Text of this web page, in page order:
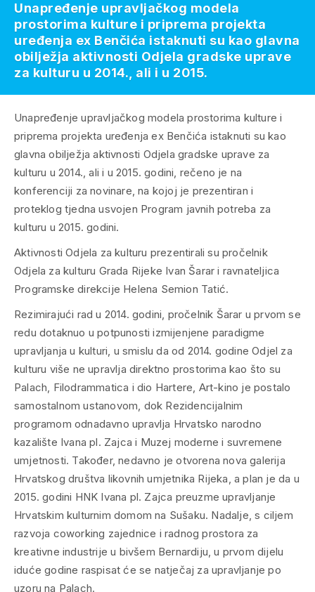
Unapređenje upravljačkog modela prostorima kulture i
priprema projekta uređenja ex Benčića istaknuti su kao
glavna obilježja aktivnosti Odjela gradske uprave za
kulturu u 2014., ali i u 2015. godini, rečeno je na
konferenciji za novinare, na kojoj je prezentiran i
proteklog tjedna usvojen Program javnih potreba za
kulturu u 2015. godini.
Aktivnosti Odjela za kulturu prezentirali su pročelnik
Odjela za kulturu Grada Rijeke Ivan Šarar i ravnateljica
Programske direkcije Helena Semion Tatić.
Rezimirajući rad u 2014. godini, pročelnik Šarar u prvom se
redu dotaknuo u potpunosti izmijenjene paradigme
upravljanja u kulturi, u smislu da od 2014. godine Odjel za
kulturu više ne upravlja direktno prostorima kao što su
Palach, Filodrammatica i dio Hartere, Art-kino je postalo
samostalnom ustanovom, dok Rezidencijalnim
programom odnadavno upravlja Hrvatsko narodno
kazalište Ivana pl. Zajca i Muzej moderne i suvremene
umjetnosti. Također, nedavno je otvorena nova galerija
Hrvatskog društva likovnih umjetnika Rijeka, a plan je da u
2015. godini HNK Ivana pl. Zajca preuzme upravljanje
Hrvatskim kulturnim domom na Sušaku. Nadalje, s ciljem
razvoja coworking zajednice i radnog prostora za
kreativne industrije u bivšem Bernardiju, u prvom dijelu
iduće godine raspisat će se natječaj za upravljanje po
uzoru na Palach.
Unapređenje upravljačkog modela
prostorima kulture i priprema projekta
uređenja ex Benčića istaknuti su kao glavna
obilježja aktivnosti Odjela gradske uprave
za kulturu u 2014., ali i u 2015.